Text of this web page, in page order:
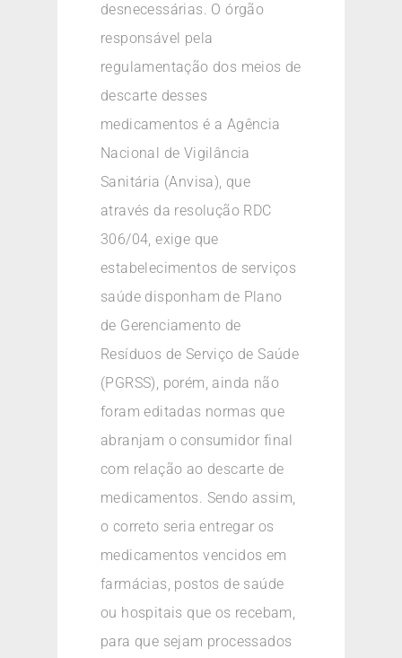
desnecessárias. O órgão
responsável pela
regulamentação dos meios de
descarte desses
medicamentos é a Agência
Nacional de Vigilância
Sanitária (Anvisa), que
através da resolução RDC
306/04, exige que
estabelecimentos de serviços
saúde disponham de Plano
de Gerenciamento de
Resíduos de Serviço de Saúde
(PGRSS), porém, ainda não
foram editadas normas que
abranjam o consumidor final
com relação ao descarte de
medicamentos. Sendo assim,
o correto seria entregar os
medicamentos vencidos em
farmácias, postos de saúde
ou hospitais que os recebam,
para que sejam processados